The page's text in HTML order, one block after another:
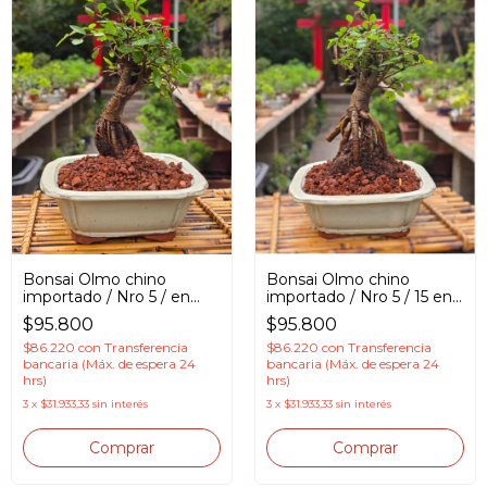
Bonsai Olmo chino
importado / Nro 5 / en
Maceta esmaltada
$95.800
$86.220 con Transferencia
bancaria (Máx. de espera 24
hrs)
3 x $31.933,33 sin interés
Bonsai Olmo chino
importado / Nro 5 / 15 en
Maceta esmaltada
$95.800
$86.220 con Transferencia
bancaria (Máx. de espera 24
hrs)
3 x $31.933,33 sin interés